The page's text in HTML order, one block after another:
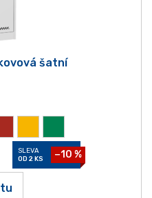
šatní
SLEVA
OD 2 KS
−10 %